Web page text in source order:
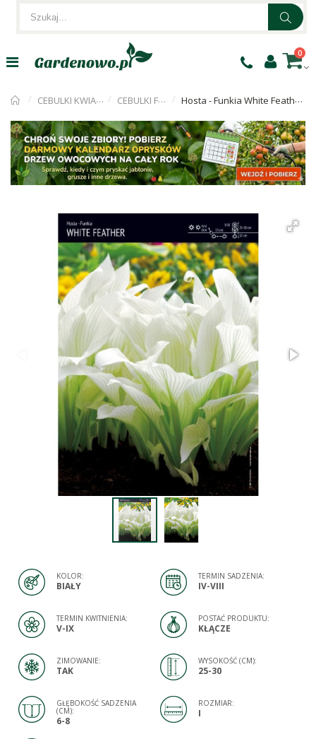
0
CEBULKI KWIATÓW CEBULKI FUNKI Hosta - Funkia White Feather 1szt.
KOLOR:
BIAŁY
TERMIN SADZENIA:
IV-VIII
TERMIN KWITNIENIA:
V-IX
POSTAĆ PRODUKTU:
KŁĄCZE
ZIMOWANIE:
TAK
WYSOKOŚĆ (CM):
25-30
GŁĘBOKOŚĆ SADZENIA
(CM):
6-8
ROZMIAR:
I